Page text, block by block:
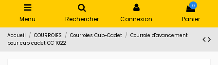
Menu Rechercher Connexion
0
Panier
Accueil COURROIES Courroies Cub-Cadet
Courroie d'avancement
pour cub cadet CC 1022